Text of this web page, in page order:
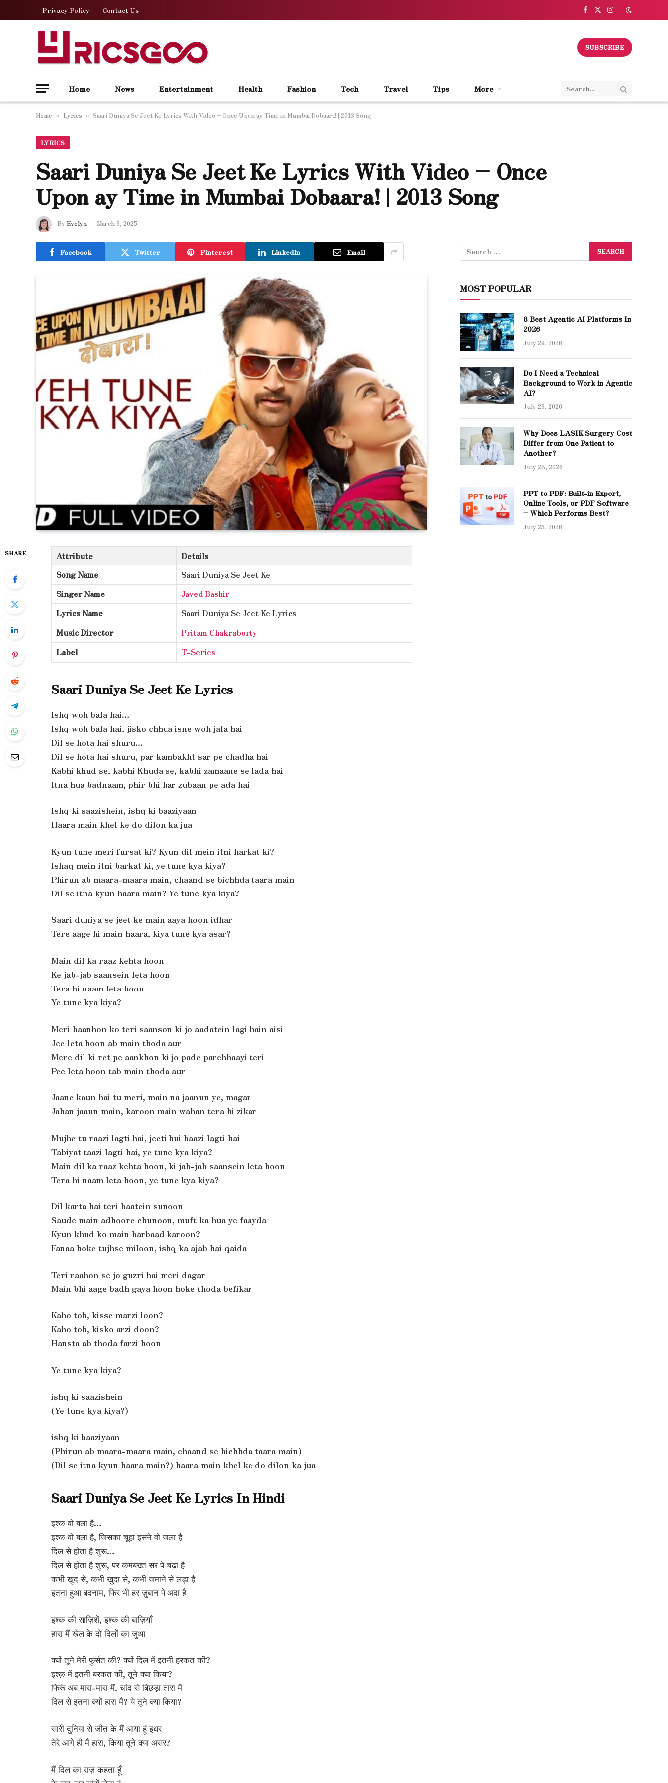
Privacy Policy Contact Us Facebook
X
Instagram
SUBSCRIBE
Home News Entertainment Health Fashion Tech Travel Tips More
Home » Lyrics » Saari Duniya Se Jeet Ke Lyrics With Video – Once Upon ay Time in Mumbai Dobaara! | 2013 Song
LYRICS
Saari Duniya Se Jeet Ke Lyrics With Video – Once
Upon ay Time in Mumbai Dobaara! | 2013 Song
By Evelyn March 9, 2025
Facebook Twitter Pinterest LinkedIn Email
SHARE Attribute
Details
Song Name
Saari Duniya Se Jeet Ke
Singer Name
Javed Bashir
Lyrics Name
Saari Duniya Se Jeet Ke Lyrics
Music Director
Pritam Chakraborty
Label
T-Series
Saari Duniya Se Jeet Ke Lyrics
Ishq woh bala hai…
Ishq woh bala hai, jisko chhua isne woh jala hai
Dil se hota hai shuru…
Dil se hota hai shuru, par kambakht sar pe chadha hai
Kabhi khud se, kabhi Khuda se, kabhi zamaane se lada hai
Itna hua badnaam, phir bhi har zubaan pe ada hai
Ishq ki saazishein, ishq ki baaziyaan
Haara main khel ke do dilon ka jua
Kyun tune meri fursat ki? Kyun dil mein itni harkat ki?
Ishaq mein itni barkat ki, ye tune kya kiya?
Phirun ab maara-maara main, chaand se bichhda taara main
Dil se itna kyun haara main? Ye tune kya kiya?
Saari duniya se jeet ke main aaya hoon idhar
Tere aage hi main haara, kiya tune kya asar?
Main dil ka raaz kehta hoon
Ke jab-jab saansein leta hoon
Tera hi naam leta hoon
Ye tune kya kiya?
Meri baanhon ko teri saanson ki jo aadatein lagi hain aisi
Jee leta hoon ab main thoda aur
Mere dil ki ret pe aankhon ki jo pade parchhaayi teri
Pee leta hoon tab main thoda aur
Jaane kaun hai tu meri, main na jaanun ye, magar
Jahan jaaun main, karoon main wahan tera hi zikar
Mujhe tu raazi lagti hai, jeeti hui baazi lagti hai
Tabiyat taazi lagti hai, ye tune kya kiya?
Main dil ka raaz kehta hoon, ki jab-jab saansein leta hoon
Tera hi naam leta hoon, ye tune kya kiya?
Dil karta hai teri baatein sunoon
Saude main adhoore chunoon, muft ka hua ye faayda
Kyun khud ko main barbaad karoon?
Fanaa hoke tujhse miloon, ishq ka ajab hai qaida
Teri raahon se jo guzri hai meri dagar
Main bhi aage badh gaya hoon hoke thoda befikar
Kaho toh, kisse marzi loon?
Kaho toh, kisko arzi doon?
Hansta ab thoda farzi hoon
Ye tune kya kiya?
ishq ki saazishein
(Ye tune kya kiya?)
ishq ki baaziyaan
(Phirun ab maara-maara main, chaand se bichhda taara main)
(Dil se itna kyun haara main?) haara main khel ke do dilon ka jua
Saari Duniya Se Jeet Ke Lyrics In Hindi
इश्क वो बला है…
इश्क वो बला है, जिसका चूहा इसने वो जला है
दिल से होता है शुरू…
दिल से होता है शुरू, पर कमबख्त सर पे चढ़ा है
कभी खुद से, कभी खुदा से, कभी जमाने से लड़ा है
इतना हुआ बदनाम, फिर भी हर ज़ुबान पे अदा है
इश्क की साज़िशें, इश्क की बाज़ियाँ
हारा मैं खेल के दो दिलों का जुआ
क्यों तूने मेरी फुर्सत की? क्यों दिल में इतनी हरकत की?
इश्क़ में इतनी बरकत की, तूने क्या किया?
फिरूं अब मारा-मारा मैं, चांद से बिछड़ा तारा मैं
दिल से इतना क्यों हारा मैं? ये तूने क्या किया?
सारी दुनिया से जीत के मैं आया हूं इधर
तेरे आगे ही मैं हारा, किया तूने क्या असर?
मैं दिल का राज़ कहता हूँ
MOST POPULAR
8 Best Agentic AI Platforms In
2026
July 29, 2026
Do I Need a Technical
Background to Work in Agentic
AI?
July 29, 2026
Why Does LASIK Surgery Cost
Differ from One Patient to
Another?
July 28, 2026
PPT to PDF: Built-in Export,
Online Tools, or PDF Software
– Which Performs Best?
July 25, 2026